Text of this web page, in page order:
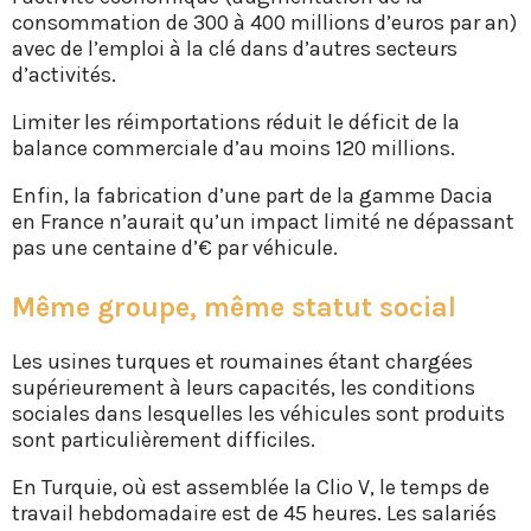
consommation de 300 à 400 millions d’euros par an)
avec de l’emploi à la clé dans d’autres secteurs
d’activités.
Limiter les réimportations réduit le déficit de la
balance commerciale d’au moins 120 millions.
Enfin, la fabrication d’une part de la gamme Dacia
en France n’aurait qu’un impact limité ne dépassant
pas une centaine d’€ par véhicule.
Même groupe, même statut social
Les usines turques et roumaines étant chargées
supérieurement à leurs capacités, les conditions
sociales dans lesquelles les véhicules sont produits
sont particulièrement difficiles.
En Turquie, où est assemblée la Clio V, le temps de
travail hebdomadaire est de 45 heures. Les salariés